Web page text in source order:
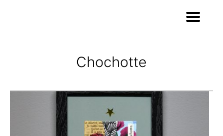
Chochotte